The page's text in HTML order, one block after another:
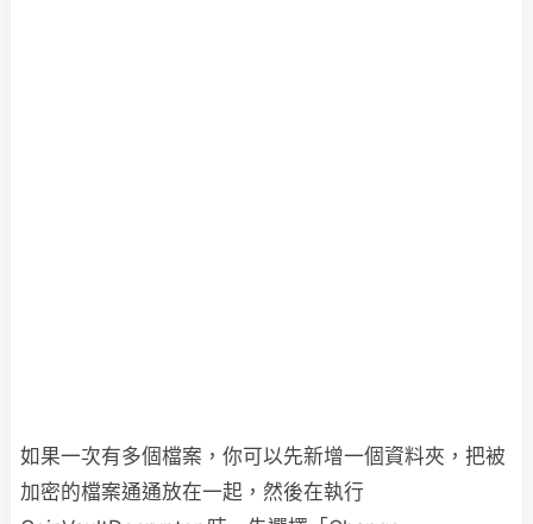
如果一次有多個檔案，你可以先新增一個資料夾，把被
加密的檔案通通放在一起，然後在執行